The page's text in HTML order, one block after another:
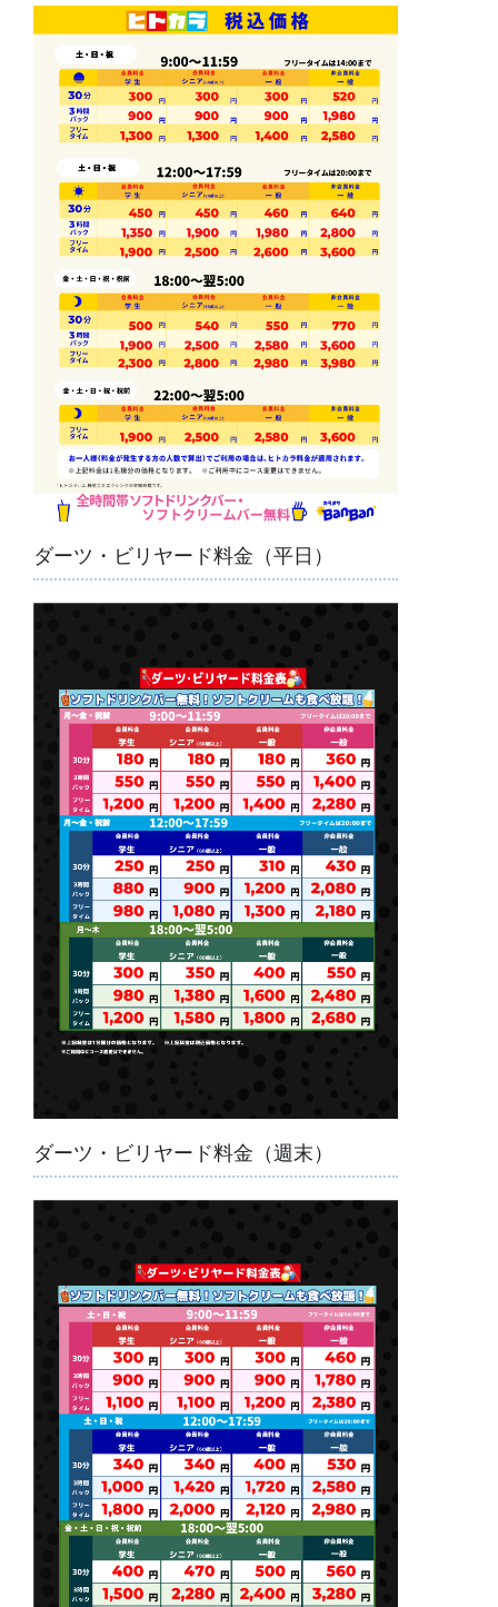
ダーツ・ビリヤード料金（平日）
ダーツ・ビリヤード料金（週末）